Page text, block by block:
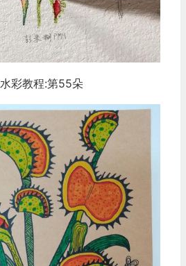
水彩教程:第55朵